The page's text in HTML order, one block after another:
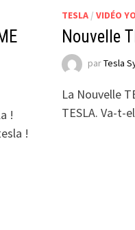
!
!
TESLA/ VIDÉO
Nouvelle
parTesla
La Nouvelle
TESLA. Va-t-